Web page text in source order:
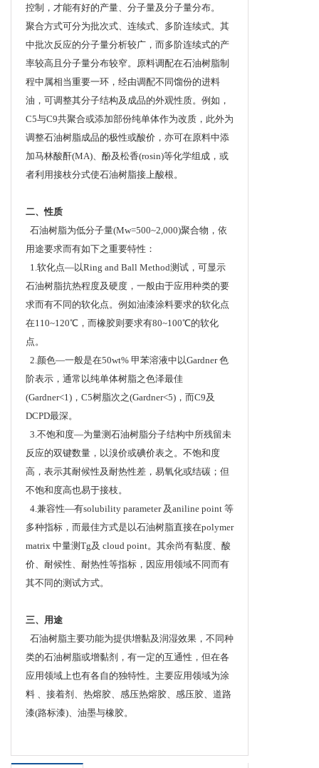
控制，才能有好的产量、分子量及分子量分布。
聚合方式可分为批次式、连续式、多阶连续式。其
中批次反应的分子量分析较广，而多阶连续式的产
率较高且分子量分布较窄。原料调配在石油树脂制
程中属相当重要一环，经由调配不同馏份的进料
油，可调整其分子结构及成品的外观性质。例如，
C5与C9共聚合或添加部份纯单体作为改质，此外为
调整石油树脂成品的极性或酸价，亦可在原料中添
加马林酸酐(MA)、酚及松香(rosin)等化学组成，或
者利用接枝分式使石油树脂接上酸根。
二、性质
石油树脂为低分子量(Mw=500~2,000)聚合物，依
用途要求而有如下之重要特性：
1.软化点—以Ring and Ball Method测试，可显示
石油树脂抗热程度及硬度，一般由于应用种类的要
求而有不同的软化点。例如油漆涂料要求的软化点
在110~120℃，而橡胶则要求有80~100℃的软化
点。
2.颜色—一般是在50wt% 甲苯溶液中以Gardner 色
阶表示，通常以纯单体树脂之色泽最佳
(Gardner<1)，C5树脂次之(Gardner<5)，而C9及
DCPD最深。
3.不饱和度—为量测石油树脂分子结构中所残留未
反应的双键数量，以溴价或碘价表之。不饱和度
高，表示其耐候性及耐热性差，易氧化或结碳；但
不饱和度高也易于接枝。
4.兼容性—有solubility parameter 及aniline point 等
多种指标，而最佳方式是以石油树脂直接在polymer
matrix 中量测Tg及 cloud point。其余尚有黏度、酸
价、耐候性、耐热性等指标，因应用领域不同而有
其不同的测试方式。
三、用途
石油树脂主要功能为提供增黏及润湿效果，不同种
类的石油树脂或增黏剂，有一定的互通性，但在各
应用领域上也有各自的独特性。主要应用领域为涂
料 、接着剂、热熔胶、感压热熔胶、感压胶、道路
漆(路标漆)、油墨与橡胶。